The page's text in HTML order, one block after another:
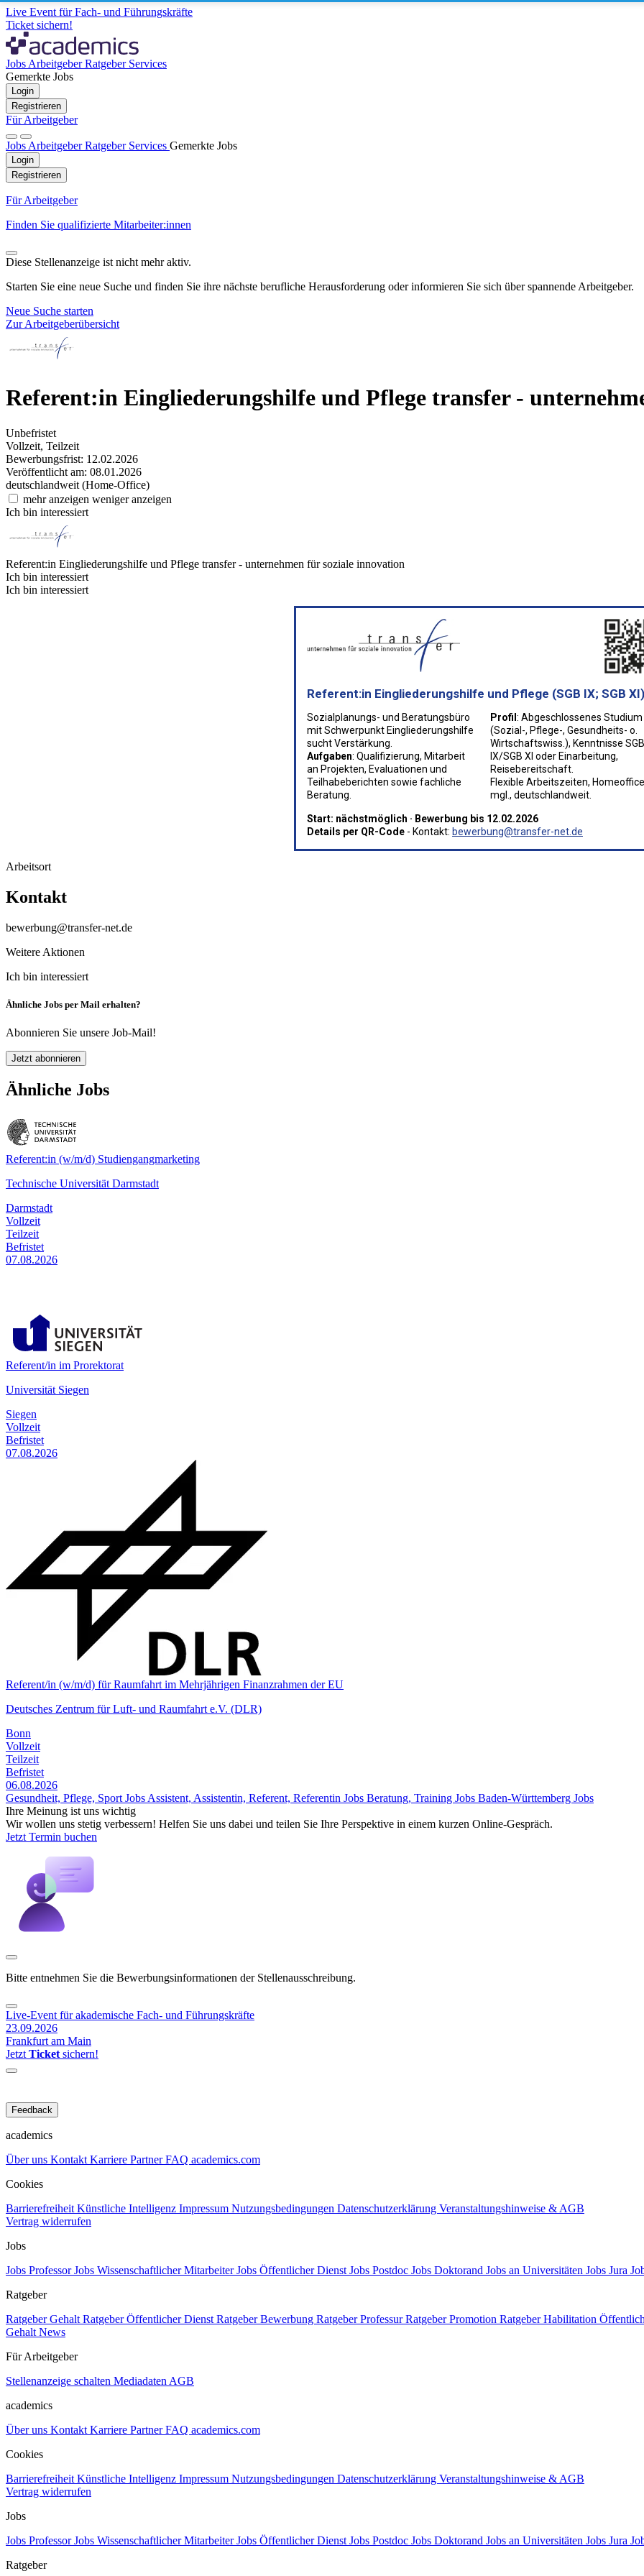
Live Event für Fach- und Führungskräfte
Ticket sichern!
Jobs ArbeitgeberRatgeber Services
Gemerkte Jobs
Login
Registrieren
Für Arbeitgeber
Jobs ArbeitgeberRatgeber Services Gemerkte Jobs
Login
Registrieren
Für Arbeitgeber
Finden Sie qualifizierte Mitarbeiter:innen
Diese Stellenanzeige ist nicht mehr aktiv.
Starten Sie eine neue Suche und finden Sie ihre nächste berufliche Herausforderung oder informieren Sie sich über spannende Arbeitgeber.
Neue Suche starten
Zur Arbeitgeberübersicht
Referent:in Eingliederungshilfe und Pflege transfer -
Unbefristet
Vollzeit, Teilzeit
Bewerbungsfrist: 12.02.2026
Veröffentlicht am: 08.01.2026
deutschlandweit (Home-Office)
mehr anzeigen weniger anzeigen
Ich bin interessiert
Referent:in Eingliederungshilfe und Pflege transfer - unternehmen für soziale innovation
Ich bin interessiert
Ich bin interessiert
Referent:in Eingliederungshilfe und Pflege (SGB IX; SGB XI)
Sozialplanungs- und Beratungsbüro
mit Schwerpunkt Eingliederungshilfe
sucht Verstärkung.
Aufgaben: Qualifizierung, Mitarbeit
an Projekten, Evaluationen und
Teilhabeberichten sowie fachliche
Beratung.
Profil : Abgeschlossenes Studium
(Sozial-, Pflege-, Gesundheits- o.
Wirtschaftswiss.), Kenntnisse SGB
IX/SGB XI oder Einarbeitung,
Reisebereitschaft.
Flexible Arbeitszeiten, Homeoffice
mgl., deutschlandweit.
Start: nächstmöglich · Bewerbung bis 12.02.2026
Details per QR-Code - Kontakt: bewerbung@transfer-net.de
Arbeitsort
Kontakt
bewerbung@transfer-net.de
Weitere Aktionen
Ich bin interessiert
Ähnliche Jobs per Mail erhalten?
Abonnieren Sie unsere Job-Mail!
Jetzt abonnieren
Ähnliche Jobs
Referent:in (w/m/d) Studiengangmarketing
Technische Universität Darmstadt
Darmstadt
Vollzeit
Teilzeit
Befristet
07.08.2026
Referent/in im Prorektorat
Universität Siegen
Siegen
Vollzeit
Befristet
07.08.2026
Referent/in (w/m/d) für Raumfahrt im Mehrjährigen Finanz­rahmen der EU
Deutsches Zentrum für Luft- und Raumfahrt e.V. (DLR)
Bonn
Vollzeit
Teilzeit
Befristet
06.08.2026
Gesundheit, Pflege, Sport Jobs Assistent, Assistentin, Referent, Referentin Jobs Beratung, Training Jobs Baden-Württemberg Jobs
Ihre Meinung ist uns wichtig
Wir wollen uns stetig verbessern! Helfen Sie uns dabei und teilen Sie Ihre Perspektive in einem kurzen Online-Gespräch.
Jetzt Termin buchen
Bitte entnehmen Sie die Bewerbungsinformationen der Stellenausschreibung.
Live-Event für akademische Fach- und Führungskräfte
23.09.2026
Frankfurt am Main
Jetzt Ticket sichern!
Feedback
academics
Über uns Kontakt Karriere PartnerFAQ academics.com
Cookies
Barrierefreiheit Künstliche Intelligenz Impressum Nutzungsbedingungen Datenschutzerklärung Veranstaltungshinweise & AGB
Vertrag widerrufen
Jobs
Jobs ProfessorJobs Wissenschaftlicher MitarbeiterJobs Öffentlicher Dienst Jobs Postdoc Jobs Doktorand Jobs an Universitäten Jobs Jura
Ratgeber
Ratgeber Gehalt Ratgeber Öffentlicher Dienst Ratgeber Bewerbung Ratgeber ProfessurRatgeber Promotion Ratgeber Habilitation
Gehalt News
Für Arbeitgeber
Stellenanzeige schalten Mediadaten AGB
academics
Über uns Kontakt Karriere PartnerFAQ academics.com
Cookies
Barrierefreiheit Künstliche Intelligenz Impressum Nutzungsbedingungen Datenschutzerklärung Veranstaltungshinweise & AGB
Vertrag widerrufen
Jobs
Jobs ProfessorJobs Wissenschaftlicher MitarbeiterJobs Öffentlicher Dienst Jobs Postdoc Jobs Doktorand Jobs an Universitäten Jobs Jura
Ratgeber